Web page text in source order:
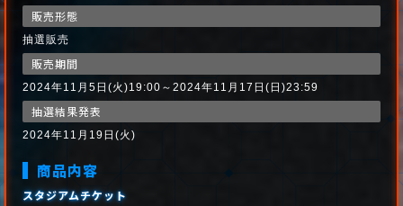
販売形態
抽選販売
販売期間
2024年11月5日(火)19:00～2024年11月17日(日)23:59
抽選結果発表
2024年11月19日(火)
商品内容
スタジアムチケット